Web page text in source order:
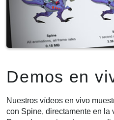
Demos en
Nuestros vídeos en vivo
con Spine, directamente en la